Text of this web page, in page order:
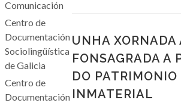
Comunicación
Centro de
Documentación
Sociolingüística
de Galicia
Centro de
Documentación
UNHA XORNADA
FONSAGRADA A
DO
INMATERIAL